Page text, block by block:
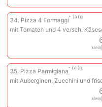
34. Pizza 4 Formaggi
a g
mit Tomaten und 4 versch.
35. Pizza Parmigiana
a g
mit Auberginen, Zucchini und